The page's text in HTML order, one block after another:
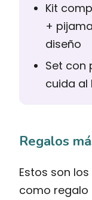
Kit
+
diseño
Set con
cuida al
Regalos
Estos son
como regalo